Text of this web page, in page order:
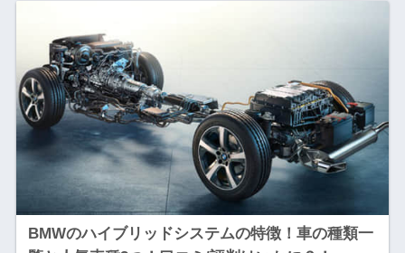
BMWのハイブリッドシステムの特徴！車の種類一